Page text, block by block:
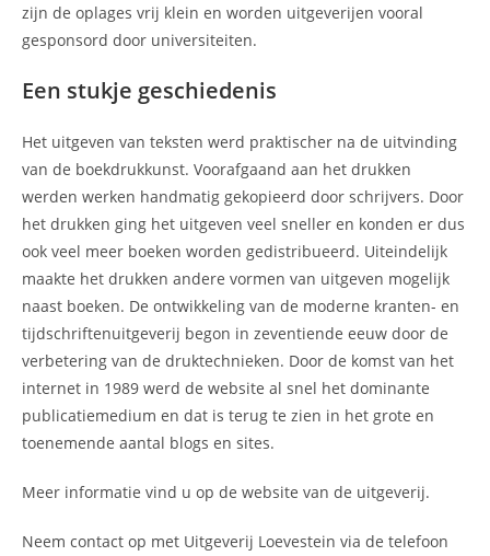
zijn de oplages vrij klein en worden uitgeverijen vooral
gesponsord door universiteiten.
Een stukje geschiedenis
Het uitgeven van teksten werd praktischer na de uitvinding
van de boekdrukkunst. Voorafgaand aan het drukken
werden werken handmatig gekopieerd door schrijvers. Door
het drukken ging het uitgeven veel sneller en konden er dus
ook veel meer boeken worden gedistribueerd. Uiteindelijk
maakte het drukken andere vormen van uitgeven mogelijk
naast boeken. De ontwikkeling van de moderne kranten- en
tijdschriftenuitgeverij begon in zeventiende eeuw door de
verbetering van de druktechnieken. Door de komst van het
internet in 1989 werd de website al snel het dominante
publicatiemedium en dat is terug te zien in het grote en
toenemende aantal blogs en sites.
Meer informatie vind u op de website van de uitgeverij.
Neem contact op met Uitgeverij Loevestein via de telefoon